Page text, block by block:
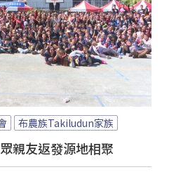
布農族Takiludun家族
親友返發源地相聚